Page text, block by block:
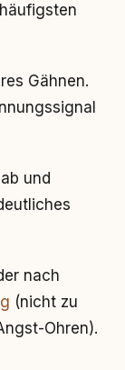
Gähnen.
und
nach
(nicht zu
Ohren).